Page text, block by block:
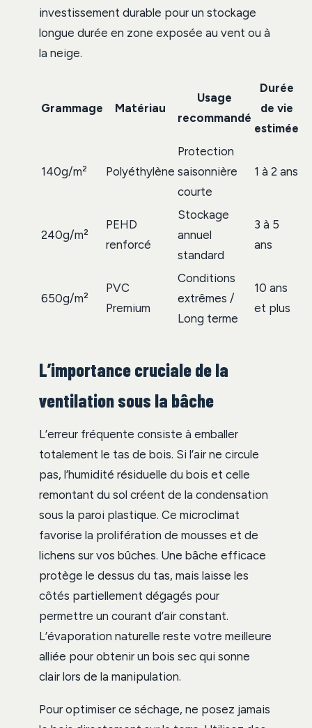
investissement durable pour un stockage
longue durée en zone exposée au vent ou à
la neige.
Grammage Matériau
Usage
recommandé
Durée
de vie
estimée
140g/m² Polyéthylène
Protection
saisonnière
courte
1 à 2 ans
240g/m²
PEHD
renforcé
Stockage
annuel
standard
3 à 5
ans
650g/m²
PVC
Premium
Conditions
extrêmes /
Long terme
10 ans
et plus
L’importance cruciale de la
ventilation sous la bâche
L’erreur fréquente consiste à emballer
totalement le tas de bois. Si l’air ne circule
pas, l’humidité résiduelle du bois et celle
remontant du sol créent de la condensation
sous la paroi plastique. Ce microclimat
favorise la prolifération de mousses et de
lichens sur vos bûches. Une bâche efficace
protège le dessus du tas, mais laisse les
côtés partiellement dégagés pour
permettre un courant d’air constant.
L’évaporation naturelle reste votre meilleure
alliée pour obtenir un bois sec qui sonne
clair lors de la manipulation.
Pour optimiser ce séchage, ne posez jamais